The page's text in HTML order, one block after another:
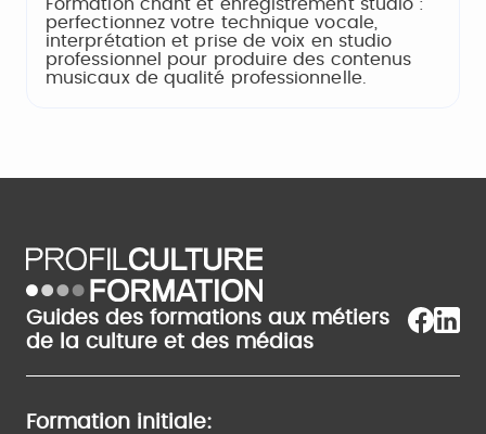
Formation chant et enregistrement studio :
perfectionnez votre technique vocale,
interprétation et prise de voix en studio
professionnel pour produire des contenus
musicaux de qualité professionnelle.
Guides des formations aux métiers
de la culture et des médias
Formation initiale: